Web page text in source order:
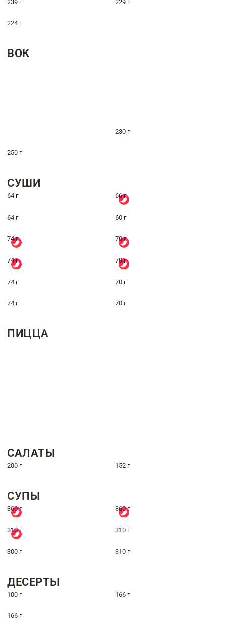
239 г 229 г
224 г
ВОК
230 г
250 г
СУШИ
64 г 66 г
64 г 60 г
74 г 70 г
74 г 70 г
74 г 70 г
74 г 70 г
ПИЦЦА
САЛАТЫ
200 г 152 г
СУПЫ
360 г 360 г
310 г 310 г
300 г 310 г
ДЕСЕРТЫ
100 г 166 г
166 г